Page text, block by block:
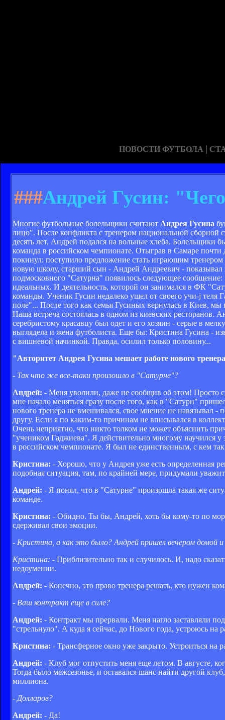
НОВОСТИ ФУТБОЛА |
###Андрей Гусин:
Многие футбольные болельщики считают Андрея Гусина
лицо". После конфликта с тренером национальной
десять лет, Андрей подался на вольные хлеба. Болельщики
команда в российском чемпионате. Отыграв в Самаре почти
покинул: поступило предложение стать играющим
новую школу, старший сын - Андрей Андреевич - показывал
подмосковного "Сатурна" появилось следующее сообщение:
идеальных. И деятельность, которой он занимался в ФК
команды. Ученик Гусин недалеко ушел от своего учи-j теля
поле"... После того как семья Гусиных вернулась в Киев,
Наша встреча состоялась в одном из киевских ресторанов.
серебристому красавцу был одет и его хозяин - серые в
выглядела и жена футболиста. Еще бы: Кристина Гусина -
с вишневой начинкой. Правда, осилил только половину...
"Авторитет Андрея Гусина мешает работе нового
- Так что же все-таки произошло в "Сатурне"?
Андрей: - Меня уволили, даже не сообщив об этом! Просто
мне начало меняться сразу после того, как в "Сатурн"
нового тренера не вмешивался, свое мнение не навязывал -
другу. Если я по каким-то причинам не вписывался в
Очень неприятно, что никто толком не может объяснить
"учеником Гаджиева". Я действительно многому научился
в российском чемпионате. Я был не единственным, с кем
Кристина: - Хорошо, что у Андрея уже есть определенная
подобная ситуация, там, по крайней мере, придумали
Андрей: - Я понял, что в "Сатурне" произошла такая же
команде.
Кристина: - Обидно. Ты бы, Андрей, хоть бы кому-то по
сдерживал свои эмоции.
- Кристина, а как это было? Андрей пришел вечером домой
Кристина: - Приблизительно так и случилось. И, надо
недоумении.
Андрей: - Конечно, это право тренера решать, кто нужен
- Ваш контракт еще в силе?
Андрей: - Контракт мы прервали. Меня нагло заставляли
"стрельнуло". А куда я сейчас, до Нового года, устроюсь на
Кристина: - Трансферное окно уже закрыто. Устроиться на
Андрей: - Клуб мог отпустить меня еще летом. В августе,
Тогда было межсезонье, и оставался шанс найти другой
миллиона.
- Долларов?
Андрей: - Да!